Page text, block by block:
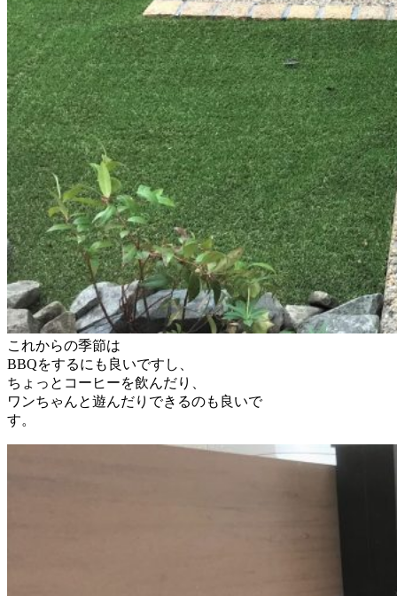
これからの季節は
BBQをするにも良いですし、
ちょっとコーヒーを飲んだり、
ワンちゃんと遊んだりできるのも良いで
す。